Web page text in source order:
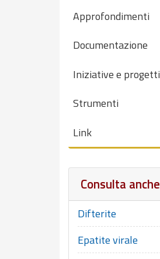
Approfondimenti
Documentazione
Iniziative e progetti
Strumenti
Link
Consulta anche
Difterite
Epatite virale